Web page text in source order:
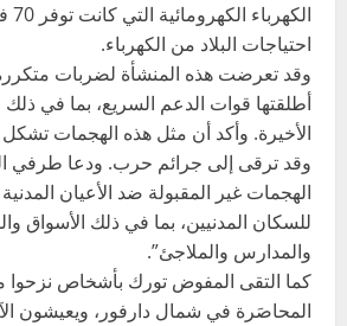
احتياجات البلاد من الكهرباء.
وقد تعرضت هذه المنشأة لضربات
أطلقتها قوات الدعم السريع، بما في ذلك
الأخيرة. وأكد أن مثل هذه الهجمات
وقد ترقى إلى جرائم حرب. ودعا طرفي
الهجمات غير المقبولة ضد الأعيان
للسكان المدنيين، بما في ذلك الأسواق
والمدارس والملاجئ”.
كما التقى المفوض تورك بأشخاص نزحوا
المحاصَرة في شمال دارفور، ويعيشون